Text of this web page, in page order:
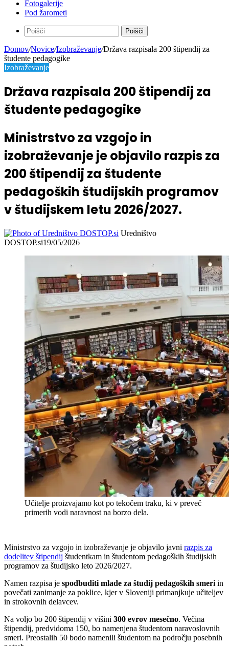
Fotogalerije
Pod žarometi
Poišči
Domov/Novice/Izobraževanje/Država razpisala 200 štipendij za
študente pedagogike
Izobraževanje
Država razpisala 200 štipendij za
študente pedagogike
Ministrstvo za vzgojo in
izobraževanje je objavilo razpis za
200 štipendij za študente
pedagoških študijskih programov
v študijskem letu 2026/2027.
Uredništvo
DOSTOP.si19/05/2026
Učitelje proizvajamo kot po tekočem traku, ki v preveč
primerih vodi naravnost na borzo dela.
Ministrstvo za vzgojo in izobraževanje je objavilo javni razpis za
dodelitev štipendij študentkam in študentom pedagoških študijskih
programov za študijsko leto 2026/2027.
Namen razpisa je spodbuditi mlade za študij pedagoških smeri in
povečati zanimanje za poklice, kjer v Sloveniji primanjkuje učiteljev
in strokovnih delavcev.
Na voljo bo 200 štipendij v višini 300 evrov mesečno. Večina
štipendij, predvidoma 150, bo namenjena študentom naravoslovnih
smeri. Preostalih 50 bodo namenili študentom na področju posebnih